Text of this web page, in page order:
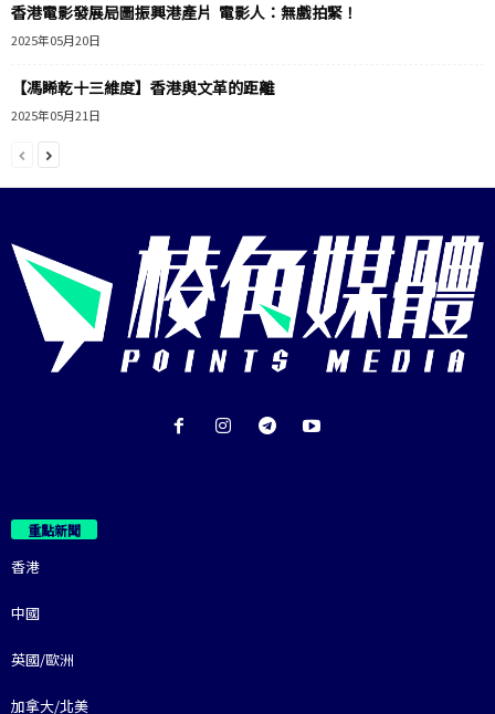
香港電影發展局圖振興港產片 電影人：無戲拍緊！
2025年05月20日
【馮睎乾十三維度】香港與文革的距離
2025年05月21日
重點新聞
香港
中國
英國/歐洲
加拿大/北美